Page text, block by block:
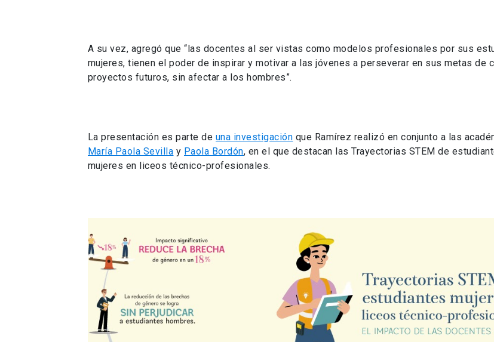
A su vez, agregó que “las docentes al ser vistas como modelos profesionales por sus
mujeres, tienen el poder de inspirar y motivar a las jóvenes a perseverar en sus metas de
proyectos futuros, sin afectar a los hombres”.
La presentación es parte de una investigación que Ramírez realizó en conjunto a las
María Paola Sevilla y Paola Bordón, en el que destacan las Trayectorias STEM de
mujeres en liceos técnico-profesionales.